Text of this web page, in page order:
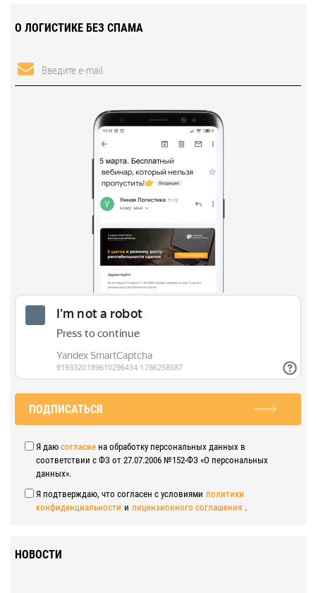
О ЛОГИСТИКЕ БЕЗ СПАМА
ПОДПИСАТЬСЯ
Я даю согласие на обработку персональных данных в
соответствии с ФЗ от 27.07.2006 №152-ФЗ «О персональных
данных».
Я подтверждаю, что согласен с условиями политики
конфиденциальности и лицензионного соглашения .
НОВОСТИ